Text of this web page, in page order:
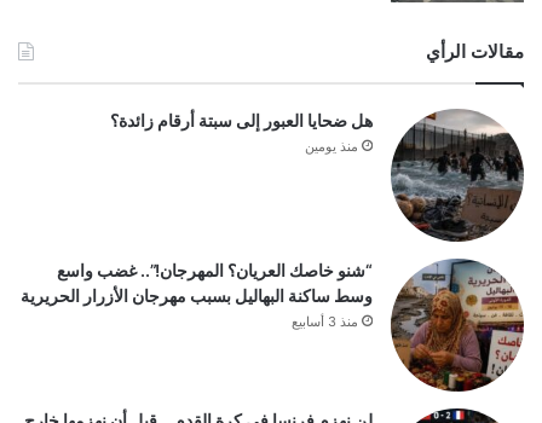
مقالات الرأي
هل ضحايا العبور إلى سبتة أرقام زائدة؟
منذ يومين
“شنو خاصك العريان؟ المهرجان!”.. غضب واسع
وسط ساكنة البهاليل بسبب مهرجان الأزرار الحريرية
منذ 3 أسابيع